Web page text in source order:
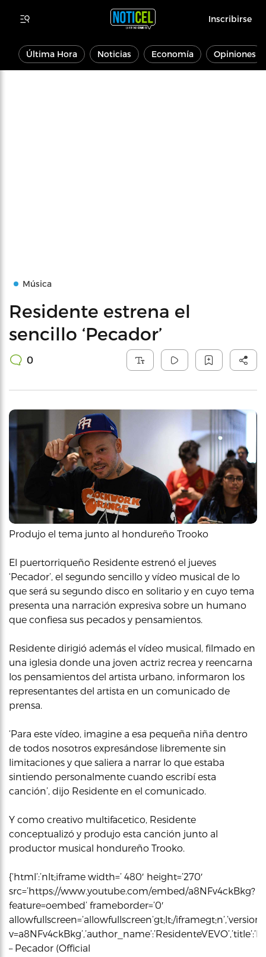
Inscribirse
Última Hora Noticias Economía Opiniones
Música
Residente estrena el
sencillo ‘Pecador’
0
Produjo el tema junto al hondureño Trooko
El puertorriqueño Residente estrenó el jueves
‘Pecador’, el segundo sencillo y vídeo musical de lo
que será su segundo disco en solitario y en cuyo tema
presenta una narración expresiva sobre un humano
que confiesa sus pecados y pensamientos.
Residente dirigió además el vídeo musical, filmado en
una iglesia donde una joven actriz recrea y reencarna
los pensamientos del artista urbano, informaron los
representantes del artista en un comunicado de
prensa.
‘Para este vídeo, imagine a esa pequeña niña dentro
de todos nosotros expresándose libremente sin
limitaciones y que saliera a narrar lo que estaba
sintiendo personalmente cuando escribí esta
canción’, dijo Residente en el comunicado.
Y como creativo multifacetico, Residente
conceptualizó y produjo esta canción junto al
productor musical hondureño Trooko.
{‘html’:’nlt;iframe width=’ 480′ height=’270′
src=’https://www.youtube.com/embed/a8NFv4ckBkg?
feature=oembed’ frameborder=’0′
allowfullscreen=’allowfullscreen’gt;lt;/
– Pecador (Official